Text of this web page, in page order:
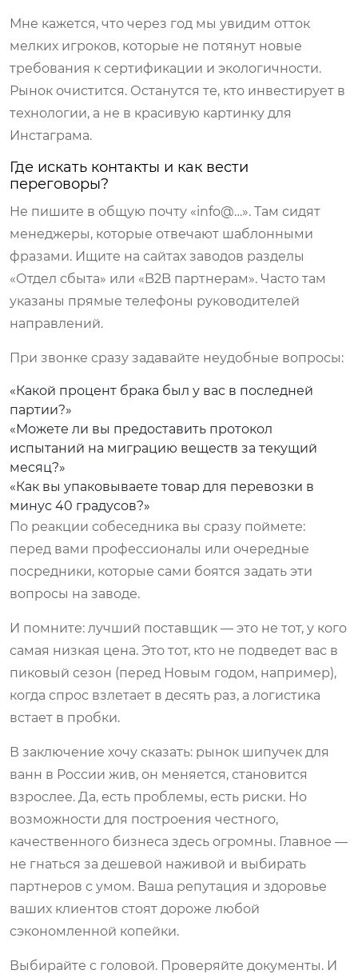
Мне кажется, что через год мы увидим отток
мелких игроков, которые не потянут новые
требования к сертификации и экологичности.
Рынок очистится. Останутся те, кто инвестирует в
технологии, а не в красивую картинку для
Инстаграма.
Где искать контакты и как вести
переговоры?
Не пишите в общую почту «info@…». Там сидят
менеджеры, которые отвечают шаблонными
фразами. Ищите на сайтах заводов разделы
«Отдел сбыта» или «B2B партнерам». Часто там
указаны прямые телефоны руководителей
направлений.
При звонке сразу задавайте неудобные вопросы:
«Какой процент брака был у вас в последней
партии?»
«Можете ли вы предоставить протокол
испытаний на миграцию веществ за текущий
месяц?»
«Как вы упаковываете товар для перевозки в
минус 40 градусов?»
По реакции собеседника вы сразу поймете:
перед вами профессионалы или очередные
посредники, которые сами боятся задать эти
вопросы на заводе.
И помните: лучший поставщик — это не тот, у кого
самая низкая цена. Это тот, кто не подведет вас в
пиковый сезон (перед Новым годом, например),
когда спрос взлетает в десять раз, а логистика
встает в пробки.
В заключение хочу сказать: рынок шипучек для
ванн в России жив, он меняется, становится
взрослее. Да, есть проблемы, есть риски. Но
возможности для построения честного,
качественного бизнеса здесь огромны. Главное —
не гнаться за дешевой наживой и выбирать
партнеров с умом. Ваша репутация и здоровье
ваших клиентов стоят дороже любой
сэкономленной копейки.
Выбирайте с головой. Проверяйте документы. И